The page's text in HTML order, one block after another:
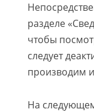
разделе
чтобы
следует
производим
На